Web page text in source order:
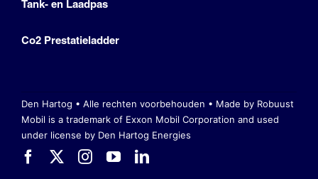
Tank- en Laadpas
Co2 Prestatieladder
Den Hartog • Alle rechten voorbehouden • Made by Robuust
Mobil is a trademark of Exxon Mobil Corporation and used
under license by Den Hartog Energies